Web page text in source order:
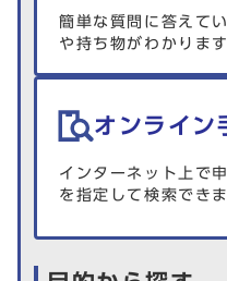
簡単な質問に答えて
や持ち物がわかります
オンライン
インターネット上で
を指定して検索できま